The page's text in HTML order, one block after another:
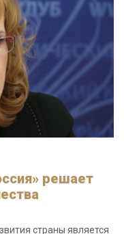
решает
страны является